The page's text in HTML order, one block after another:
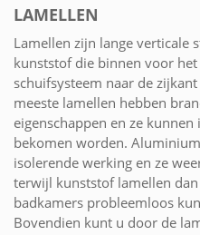
LAMELLEN
Lamellen zijn lange verticale
kunststof die binnen voor
schuifsysteem naar de
meeste lamellen hebben
eigenschappen en ze
bekomen worden.
isolerende werking en ze
terwijl kunststof lamellen
badkamers probleemloos
Bovendien kunt u door de